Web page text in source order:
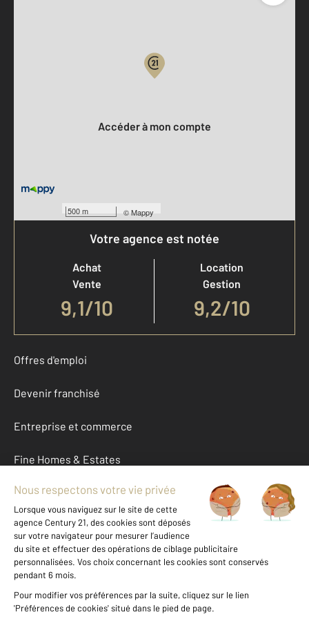
500 m ©Mappy
Accéder à mon compte
Votre agence est notée
Achat
Vente
9,1/10
Location
Gestion
9,2/10
Offres d'emploi
Devenir franchisé
Entreprise et commerce
Fine Homes & Estates
À propos
International
Nous contacter